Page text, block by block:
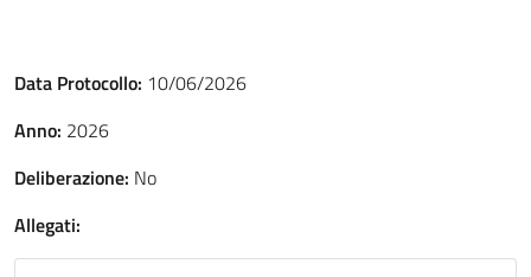
Data Protocollo: 10/06/2026
Anno: 2026
Deliberazione: No
Allegati: